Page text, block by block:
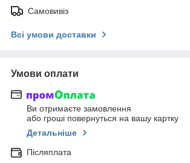
Самовивіз
Всі умови доставки
Умови оплати
Ви отримаєте замовлення
або гроші повернуться на вашу картку
Детальніше
Післяплата